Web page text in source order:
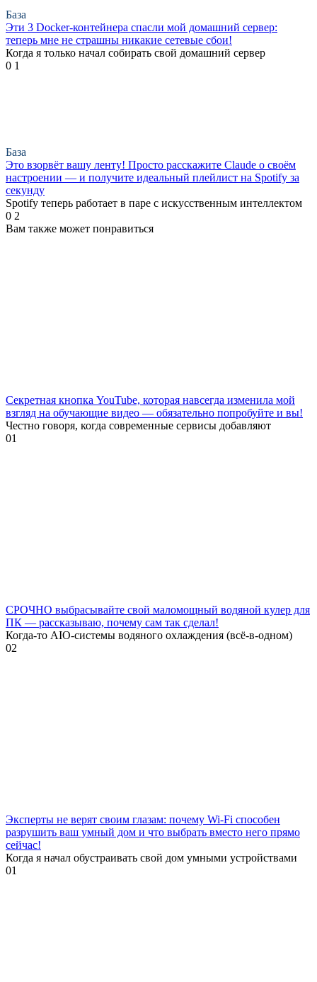
База
Эти 3 Docker-контейнера спасли мой домашний сервер:
теперь мне не страшны никакие сетевые сбои!
Когда я только начал собирать свой домашний сервер
0 1
База
Это взорвёт вашу ленту! Просто расскажите Claude о своём
настроении — и получите идеальный плейлист на Spotify за
секунду
Spotify теперь работает в паре с искусственным интеллектом
0 2
Вам также может понравиться
Секретная кнопка YouTube, которая навсегда изменила мой
взгляд на обучающие видео — обязательно попробуйте и вы!
Честно говоря, когда современные сервисы добавляют
01
СРОЧНО выбрасывайте свой маломощный водяной кулер для
ПК — рассказываю, почему сам так сделал!
Когда-то AIO-системы водяного охлаждения (всё-в-одном)
02
Эксперты не верят своим глазам: почему Wi-Fi способен
разрушить ваш умный дом и что выбрать вместо него прямо
сейчас!
Когда я начал обустраивать свой дом умными устройствами
01